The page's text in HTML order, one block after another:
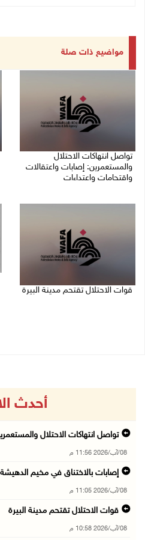
مواضيع ذات صلة
تواصل انتهاكات الاحتلال
والمستعمرين: إصابات واعتقالات
واقتحامات واعتداءات
قوات الاحتلال تقتحم مدينة البيرة
أحدث
تواصل انتهاكات الاحتلال
08/آب/2026 11:56 م
إصابات بالاختناق في مخيم
08/آب/2026 11:05 م
قوات الاحتلال تقتحم مدينة البيرة
08/آب/2026 10:58 م